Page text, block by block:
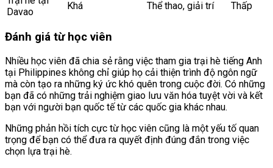
Davao
Khá Thể thao, giải trí Thấp
Đánh giá từ học viên
Nhiều học viên đã chia sẻ rằng việc tham gia trại hè tiếng Anh
tại Philippines không chỉ giúp họ cải thiện trình độ ngôn ngữ
mà còn tạo ra những ký ức khó quên trong cuộc đời. Có những
bạn đã có những trải nghiệm giao lưu văn hóa tuyệt vời và kết
bạn với người bạn quốc tế từ các quốc gia khác nhau.
Những phản hồi tích cực từ học viên cũng là một yếu tố quan
trọng để bạn có thể đưa ra quyết định đúng đắn trong việc
chọn lựa trại hè.